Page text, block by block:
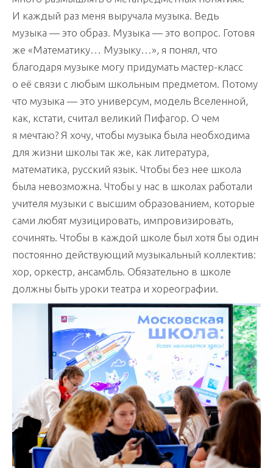
И каждый раз меня выручала музыка. Ведь
музыка — это образ. Музыка — это вопрос. Готовя
же «Математику… Музыку…», я понял, что
благодаря музыке могу придумать мастер-класс
о её связи с любым школьным предметом. Потому
что музыка — это универсум, модель Вселенной,
как, кстати, считал великий Пифагор. О чем
я мечтаю? Я хочу, чтобы музыка была необходима
для жизни школы так же, как литература,
математика, русский язык. Чтобы без нее школа
была невозможна. Чтобы у нас в школах работали
учителя музыки с высшим образованием, которые
сами любят музицировать, импровизировать,
сочинять. Чтобы в каждой школе был хотя бы один
постоянно действующий музыкальный коллектив:
хор, оркестр, ансамбль. Обязательно в школе
должны быть уроки театра и хореографии.